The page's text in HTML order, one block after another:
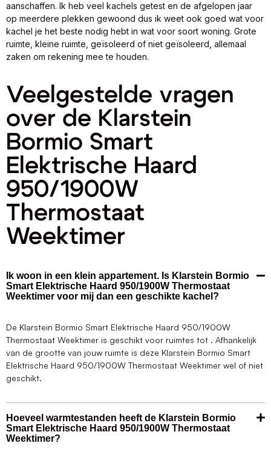
aanschaffen. Ik heb veel kachels getest en de afgelopen jaar
op meerdere plekken gewoond dus ik weet ook goed wat voor
kachel je het beste nodig hebt in wat voor soort woning. Grote
ruimte, kleine ruimte, geïsoleerd of niet geïsoleerd, allemaal
zaken om rekening mee te houden.
Veelgestelde vragen
over de Klarstein
Bormio Smart
Elektrische Haard
950/1900W
Thermostaat
Weektimer
Ik woon in een klein appartement. Is Klarstein Bormio
Smart Elektrische Haard 950/1900W Thermostaat
Weektimer voor mij dan een geschikte kachel?
De Klarstein Bormio Smart Elektrische Haard 950/1900W
Thermostaat Weektimer is geschikt voor ruimtes tot . Afhankelijk
van de grootte van jouw ruimte is deze Klarstein Bormio Smart
Elektrische Haard 950/1900W Thermostaat Weektimer wel of niet
geschikt.
Hoeveel warmtestanden heeft de Klarstein Bormio
Smart Elektrische Haard 950/1900W Thermostaat
Weektimer?